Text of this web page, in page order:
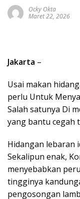
Ocky Okta
Maret 22, 2026
Jakarta –
Usai makan
perlu Untuk
Salah satunya Di
yang bantu cegah
Hidangan lebaran
Sekalipun enak,
menyebabkan
tingginya
pengosongan